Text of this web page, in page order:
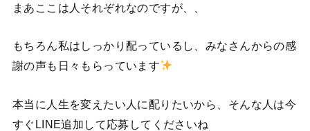
まあここは人それぞれなのですが、、
もちろん私はしっかり配っているし、みなさんからの感
謝の声も日々もらっています
本当に人生を変えたい人に配りたいから、そんな人は今
すぐLINE追加して応募してくださいね